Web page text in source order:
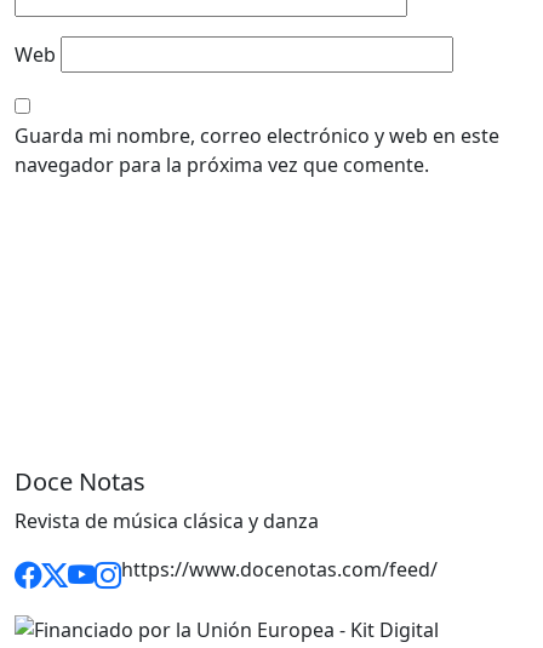
Web
Guarda mi nombre, correo electrónico y web en este
navegador para la próxima vez que comente.
Doce Notas
Revista de música clásica y danza
https://www.docenotas.com/feed/